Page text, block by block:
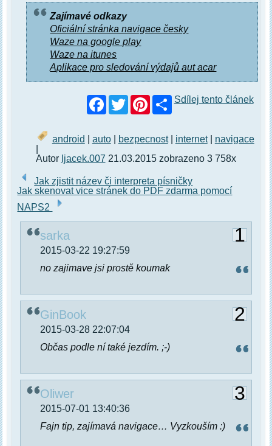
Zajímavé odkazy
Oficiální stránka navigace česky
Waze na google play
Waze na itunes
Aplikace pro sledování výdajů aut acar
Facebook
TwitterPinterestSdílej tento článek
android auto| bezpecnost| internet| navigace
Autor Ijacek.007 21.03.2015 zobrazeno 3 758x
Jak zjistit název či interpreta písničky
Jak skenovat vice stránek do PDF zdarma pomocí
NAPS2
1
sarka
2015-03-22 19:27:59
no zajimave jsi prostě koumak
2
GinBook
2015-03-28 22:07:04
Občas podle ní také jezdím. ;-)
3
Oliwer
2015-07-01 13:40:36
Fajn tip, zajímavá navigace… Vyzkouším :)